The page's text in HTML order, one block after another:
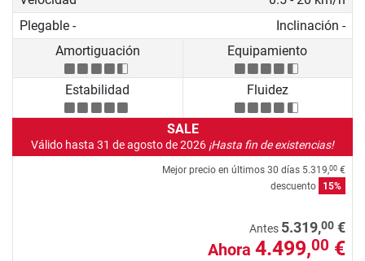
Plegable -
Inclinación -
Amortiguación
Equipamiento
Estabilidad Fluidez
SALE
Válido hasta 31 de agosto de 2026 ¡Hasta fin de existencias!
Mejor precio en últimos 30 días 5.319,00 €
descuento
15%
Antes 5.319,00 €
Ahora 4.499,00 €